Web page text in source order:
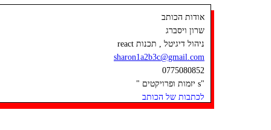
אודות הכותב
שרון ויסברג
ניהול דיגיטל , תכנות react
sharon1a2b3c@gmail.com
0775080852
"s יזמות ופרויקטים "
לכתבות של הכותב